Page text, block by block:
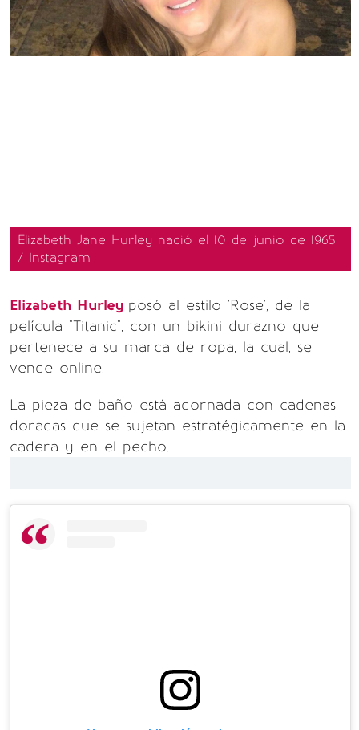
Elizabeth Jane Hurley nació el 10 de junio de 1965
/ Instagram
Elizabeth Hurley posó al estilo 'Rose', de la
película "Titanic", con un bikini durazno que
pertenece a su marca de ropa, la cual, se
vende online.
La pieza de baño está adornada con cadenas
doradas que se sujetan estratégicamente en la
cadera y en el pecho.